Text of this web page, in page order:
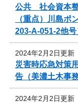
公共 社会資本整
（重点）川島ポ
203-A-051-2他
2024年2月2日更新
災害時応急対策
告（美濃土木事務
2024年2月2日更新